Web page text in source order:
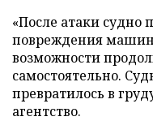
«После атаки судно
повреждения
возможности
самостоятельно.
превратилось в
агентство.